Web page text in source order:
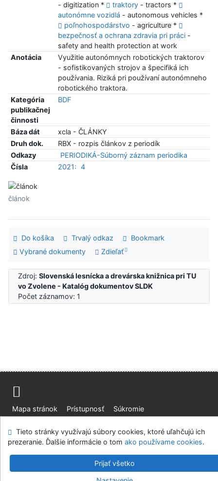
- digitization *
traktory- tractors *
autonómne vozidlá - autonomous vehicles *
poľnohospodárstvo - agriculture *
bezpečnosť a ochrana zdravia pri práci-
safety and health protection at work
Anotácia
Využitie autonómnych robotických traktorov
- sofistikovaných strojov a špecifiká ich
používania. Riziká pri používaní autonómneho
robotického traktora.
Kategória
publikačnej
činnosti
BDF
Báza dát
xcla - ČLÁNKY
Druh dok.
RBX - rozpis článkov z periodík
Odkazy
PERIODIKÁ-Súborný záznam periodika
Čísla
2021: 4
článok
Do košíka Trvalý odkaz
Bookmark
Vybrané dokumenty
Zdieľať
Zdroj:Slovenská lesnícka a drevárska knižnica pri TU
vo Zvolene - Katalóg dokumentov SLDK
Počet záznamov: 1
Mapa stránok Prístupnosť
Súkromie
Slovenská lesnícka a drevárska knižnica pri Technickej
univerzite vo Zvolene
v.4.8.63a
Tieto stránky využívajú súbory cookies, ktoré uľahčujú ich
prezeranie. Ďalšie informácie o tom ako používame cookies.
Prijať všetko